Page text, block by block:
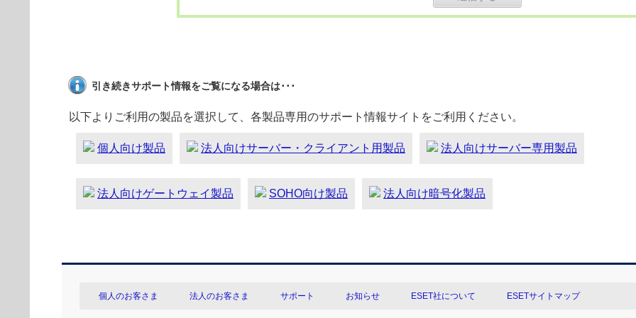
引き続きサポート情報をご覧になる場合は･･･
以下よりご利用の製品を選択して、各製品専用のサポート情報サイトをご利用ください。
個人向け製品 法人向けサーバー・クライアント用製品 法人向けサーバー専用製品
法人向けゲートウェイ製品 SOHO向け製品 法人向け暗号化製品
個人のお客さま 法人のお客さま サポート お知らせ ESET社について ESETサイトマップ